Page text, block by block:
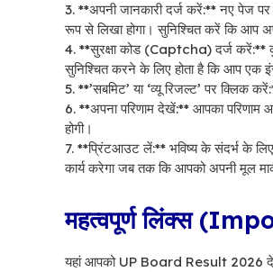
3. **अपनी जानकारी दर्ज करें:** नए पेज
रूप से लिखा होगा। सुनिश्चित करें कि आप
4. **सुरक्षा कोड (Captcha) दर्ज करें:**
सुनिश्चित करने के लिए होता है कि आप एक
5. **’सबमिट’ या ‘व्यू रिजल्ट’ पर
6. **अपना परिणाम देखें:** आपका
होगी।
7. **प्रिंटआउट लें:** भविष्य के संदर्भ के
कार्य करेगा जब तक कि आपको अपनी मूल
महत्वपूर्ण लिंक्स
यहां आपको UP Board Result 2026